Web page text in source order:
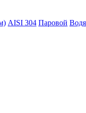
AISI 304 Паровой